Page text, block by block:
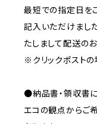
最短での指定日を
記入いただけまし
たしまして配送の
※クリックポスト
●納品書・領収書
エコの観点からご